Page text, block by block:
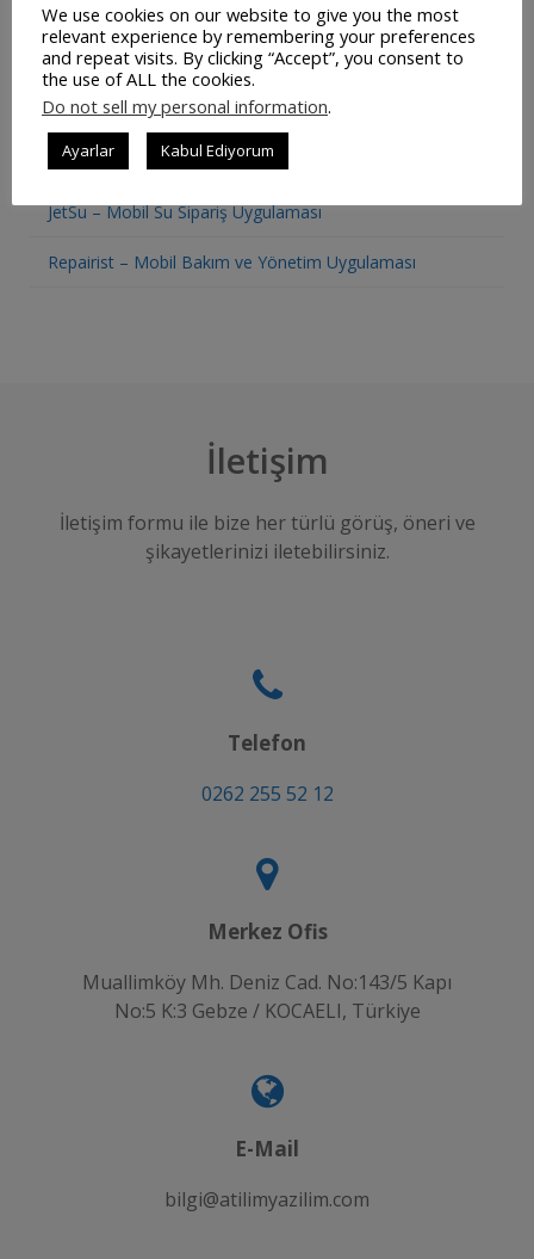
Restoran Otomasyon Sistemi
Müşteri Panelimiz Yayınlanmıştır
Ticari Bilgilerimiz Değişmiştir
JetSu – Mobil Su Sipariş Uygulaması
Repairist – Mobil Bakım ve Yönetim Uygulaması
İletişim
İletişim formu ile bize her türlü görüş, öneri ve
şikayetlerinizi iletebilirsiniz.
Telefon
0262 255 52 12
Merkez Ofis
Muallimköy Mh. Deniz Cad. No:143/5 Kapı
No:5 K:3 Gebze / KOCAELI, Türkiye
E-Mail
bilgi@atilimyazilim.com
We use cookies on our website to give you the most
relevant experience by remembering your preferences
and repeat visits. By clicking “Accept”, you consent to
the use of ALL the cookies.
Do not sell my personal information.
Ayarlar Kabul Ediyorum